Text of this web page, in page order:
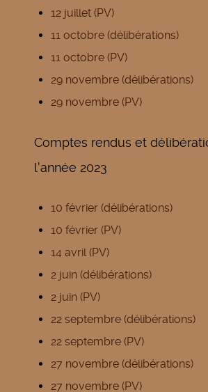
12 juillet (PV)
11 octobre (délibérations)
11 octobre (PV)
29 novembre (délibérations)
29 novembre (PV)
Comptes rendus et
l'année 2023
10 février (délibérations)
10 février (PV)
14 avril (PV)
2 juin (délibérations)
2 juin (PV)
22 septembre (délibérations)
22 septembre (PV)
27 novembre (délibérations)
27 novembre (PV)